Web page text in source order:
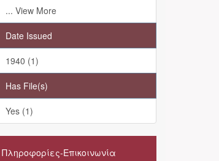
... View More
Date Issued
1940 (1)
Has File(s)
Yes (1)
Πληροφορίες-Επικοινωνία